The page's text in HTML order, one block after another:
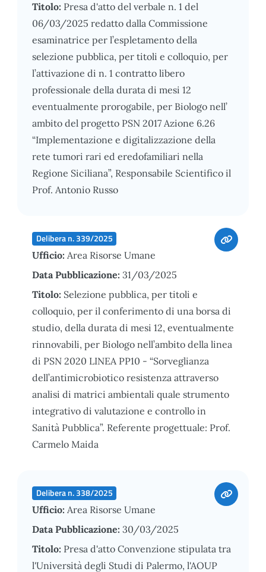
Titolo: Presa d'atto del verbale n. 1 del
06/03/2025 redatto dalla Commissione
esaminatrice per l’espletamento della
selezione pubblica, per titoli e colloquio, per
l’attivazione di n. 1 contratto libero
professionale della durata di mesi 12
eventualmente prorogabile, per Biologo nell’
ambito del progetto PSN 2017 Azione 6.26
“Implementazione e digitalizzazione della
rete tumori rari ed eredofamiliari nella
Regione Siciliana”, Responsabile Scientifico il
Prof. Antonio Russo
Delibera n. 339/2025
Ufficio: Area Risorse Umane
Data Pubblicazione: 31/03/2025
Titolo: Selezione pubblica, per titoli e
colloquio, per il conferimento di una borsa di
studio, della durata di mesi 12, eventualmente
rinnovabili, per Biologo nell’ambito della linea
di PSN 2020 LINEA PP10 - “Sorveglianza
dell’antimicrobiotico resistenza attraverso
analisi di matrici ambientali quale strumento
integrativo di valutazione e controllo in
Sanità Pubblica”. Referente progettuale: Prof.
Carmelo Maida
Delibera n. 338/2025
Ufficio: Area Risorse Umane
Data Pubblicazione: 30/03/2025
Titolo: Presa d'atto Convenzione stipulata tra
l'Università degli Studi di Palermo, l'AOUP